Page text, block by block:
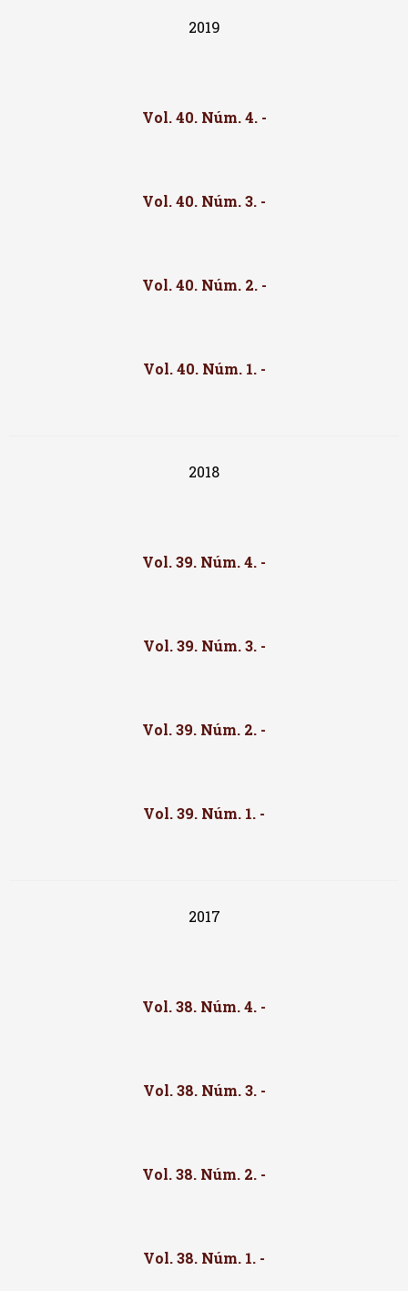
2019
Vol. 40. Núm. 4. -
Vol. 40. Núm. 3. -
Vol. 40. Núm. 2. -
Vol. 40. Núm. 1. -
2018
Vol. 39. Núm. 4. -
Vol. 39. Núm. 3. -
Vol. 39. Núm. 2. -
Vol. 39. Núm. 1. -
2017
Vol. 38. Núm. 4. -
Vol. 38. Núm. 3. -
Vol. 38. Núm. 2. -
Vol. 38. Núm. 1. -